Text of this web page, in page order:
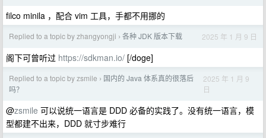
filco minila ，配合 vim 工具，手都不用挪的
Replied to a topic by zhangyongji › 各种 JDK 版本下载 2025 年 1 月 9 日
阁下可曾听过 https://sdkman.io/ [/doge]
Replied to a topic by zsmile › 国内的 Java 体系真的很落后
吗？
2025 年 1 月 9
日
@zsmile 可以说统一语言是 DDD 必备的实践了。没有统一语言，模
型都建不出来，DDD 就寸步难行